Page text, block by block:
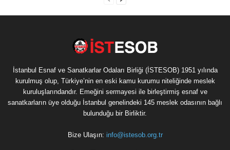
İstanbul Esnaf ve Sanatkarlar Odaları Birliği (İSTESOB) 1951 yılında
kurulmuş olup, Türkiye’nin en eski kamu kurumu niteliğinde meslek
kuruluşlarındandır. Emeğini sermayesi ile birleştirmiş esnaf ve
sanatkarların üye olduğu İstanbul genelindeki 145 meslek odasının bağlı
bulunduğu bir Birliktir.
Bize Ulaşın: info@istesob.org.tr